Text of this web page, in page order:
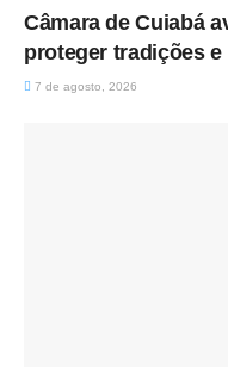
Câmara de Cuiabá
proteger tradições
7 de agosto, 2026